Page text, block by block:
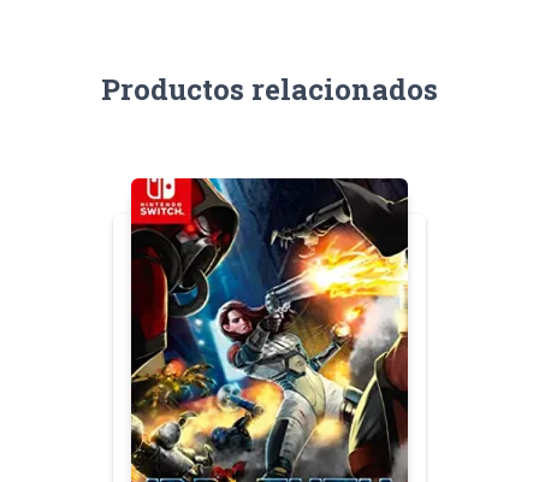
Productos relacionados